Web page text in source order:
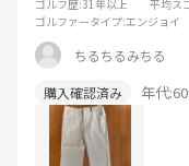
ゴルフ歴:31年以上 平均ス
ゴルファータイプ:エンジョイ
ちるちるみちる
年代: